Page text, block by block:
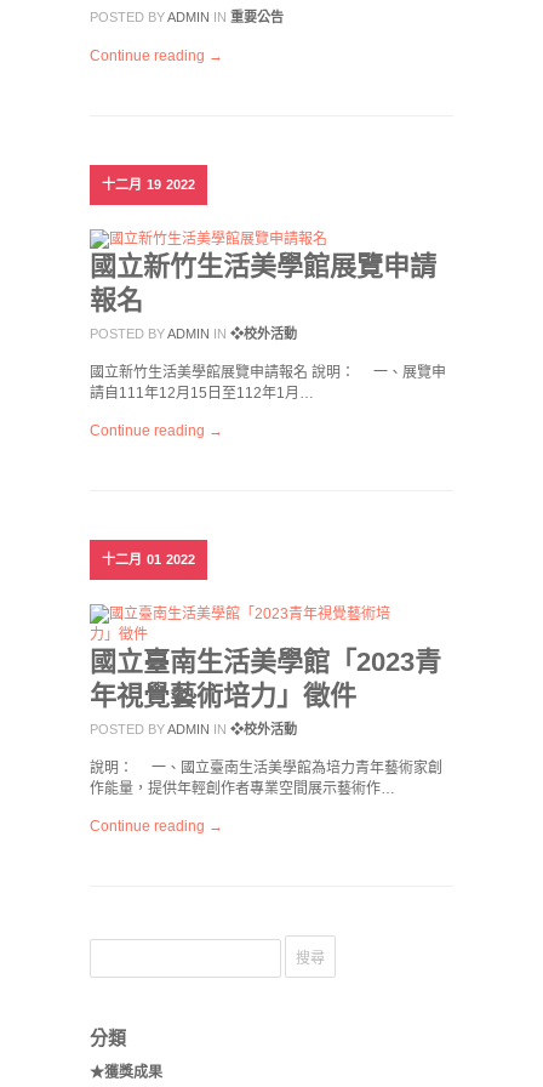
POSTED BYADMIN IN 重要公告
Continue reading →
十二月 19 2022
國立新竹生活美學館展覽申請
報名
POSTED BYADMIN IN ❖校外活動
國立新竹生活美學館展覽申請報名 說明： 一、展覽申
請自111年12月15日至112年1月…
Continue reading →
十二月 01 2022
國立臺南生活美學館「2023青
年視覺藝術培力」徵件
POSTED BYADMIN IN ❖校外活動
說明： 一、國立臺南生活美學館為培力青年藝術家創
作能量，提供年輕創作者專業空間展示藝術作…
Continue reading →
分類
★獲獎成果